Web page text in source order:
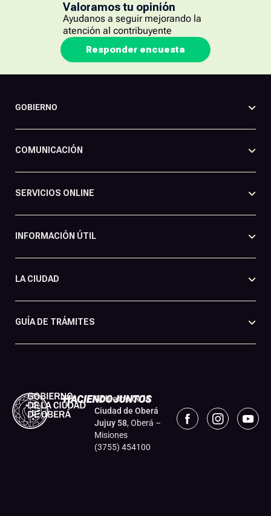
Valoramos tu opinión
Ayudanos a seguir mejorando la
atención al contribuyente
Responder encuesta
GOBIERNO
COMUNICACIÓN
SERVICIOS ONLINE
INFORMACIÓN ÚTIL
LA CIUDAD
GUÍA DE TRÁMITES
Gobierno de la
Ciudad de Oberá
Jujuy 58, Oberá –
Misiones
(3755) 454100